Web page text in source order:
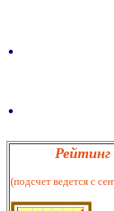
.
.
(подсчет ведется с